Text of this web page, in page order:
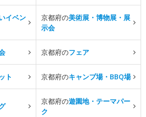
イベン
京都府の美術展・博物展・展
示会
京都府のフェア
ト 京都府のキャンプ場・BBQ場
京都府の遊園地・テーマパー
ク